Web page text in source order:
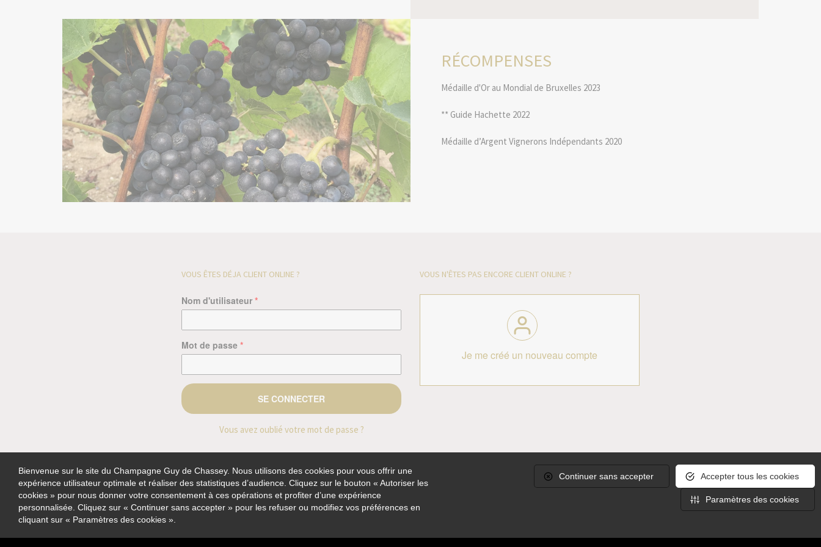
RÉCOMPENSES
Médaille d'Or au Mondial de Bruxelles 2023
** Guide Hachette 2022
Médaille d’Argent Vignerons Indépendants 2020
VOUS ÊTES DÉJA CLIENT ONLINE ?
Nom d'utilisateur *
Mot de passe *
Vous avez oublié votre mot de passe ?
VOUS N'ÊTES PAS ENCORE CLIENT ONLINE ?
Je me créé un nouveau compte
Champagne Guy de Chassey-1 Place de la Demi Lune Conditions générales de vente Mentions légales
Bienvenue sur le site du Champagne Guy de Chassey. Nous utilisons des cookies pour vous offrir une
expérience utilisateur optimale et réaliser des statistiques d’audience. Cliquez sur le bouton « Autoriser les
cookies » pour nous donner votre consentement à ces opérations et profiter d’une expérience
personnalisée. Cliquez sur « Continuer sans accepter » pour les refuser ou modifiez vos préférences en
cliquant sur « Paramètres des cookies ».
Accepter tous les cookies
Continuer sans accepter
Paramètres des cookies